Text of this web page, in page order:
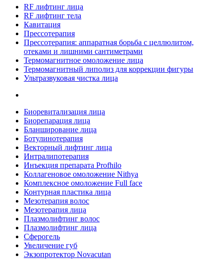
RF лифтинг лица
RF лифтинг тела
Кавитация
Прессотерапия
Прессотерапия: аппаратная борьба с целлюлитом,
отеками и лишними сантиметрами
Термомагнитное омоложение лица
Термомагнитный липолиз для коррекции фигуры
Ультразвуковая чистка лица
Биоревитализация лица
Биорепарация лица
Бланширование лица
Ботулинотерапия
Векторный лифтинг лица
Интралипотерапия
Инъекция препарата Profhilo
Коллагеновое омоложение Nithya
Комплексное омоложение Full face
Контурная пластика лица
Мезотерапия волос
Мезотерапия лица
Плазмолифтинг волос
Плазмолифтинг лица
Сферогель
Увеличение губ
Экзопротектор Novacutan